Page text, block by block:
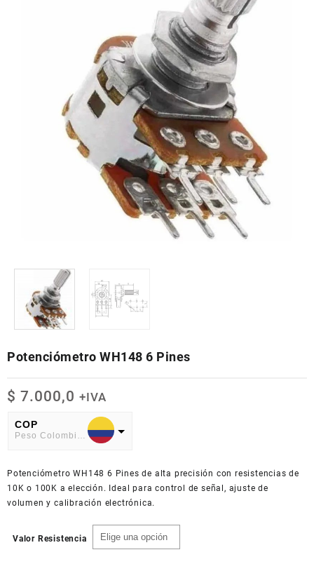
Potenciómetro WH148 6 Pines
$ 7.000,0 +IVA
COP
Peso Colombiano
American Dollar
Potenciómetro WH148 6 Pines de alta precisión con resistencias de
10K o 100K a elección. Ideal para control de señal, ajuste de
volumen y calibración electrónica.
Valor Resistencia